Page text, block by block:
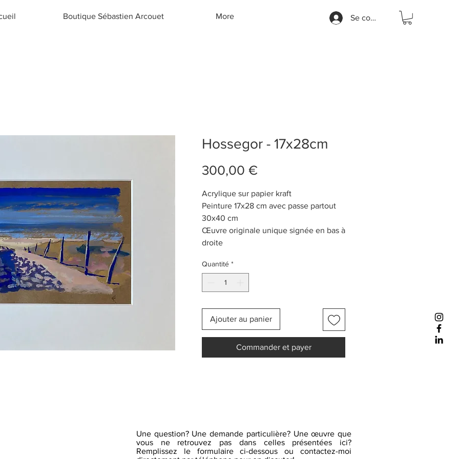
Se connecter
Boutique Sébastien Arcouet More
Hossegor - 17x28cm
300,00 €Prix
Acrylique sur papier kraft
Peinture 17x28 cm avec passe partout
30x40 cm
Œuvre originale unique signée en bas à
droite
Quantité *
Ajouter au panier
Commander et payer
Une question? Une demande particulière? Une œuvre que
vous ne retrouvez pas dans celles présentées ici?
Remplissez le formulaire ci-dessous ou contactez-moi